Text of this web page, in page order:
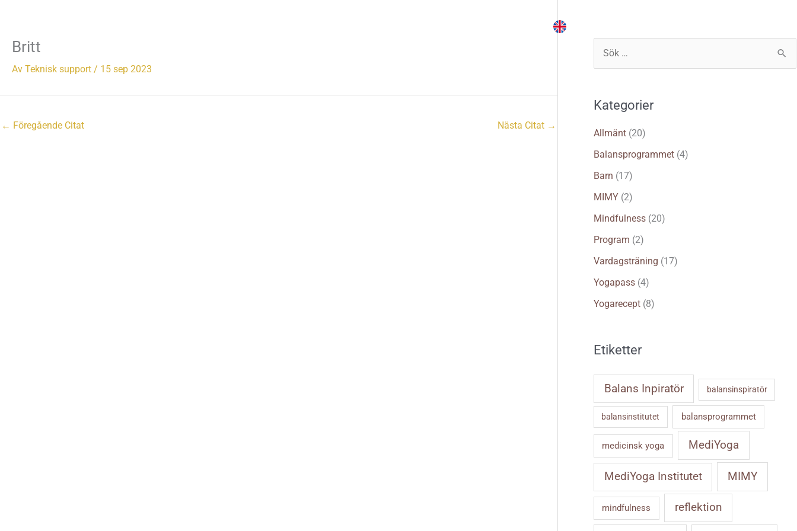
Britt
Av Teknisk support / 15 sep 2023
← Föregående Citat Nästa Citat →
e
f
t
e
Kategorier
Allmänt(20)
Balansprogrammet(4)
Barn (17)
MIMY(2)
Mindfulness(20)
Program (2)
Vardagsträning (17)
Yogapass(4)
Yogarecept(8)
Etiketter
Balans Inpiratör balansinspiratör
balansinstitutet balansprogrammet
medicinsk yoga MediYoga
MediYoga Institutet MIMY
mindfulness reflektion